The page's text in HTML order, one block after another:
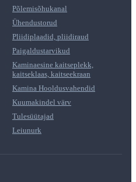
Põlemisõhukanal
Ühendustorud
Pliidiplaadid, pliidiraud
Paigaldustarvikud
Kaminaesine kaitseplekk,
kaitseklaas, kaitseekraan
Kamina Hooldusvahendid
Kuumakindel värv
Tulesüütajad
Leiunurk